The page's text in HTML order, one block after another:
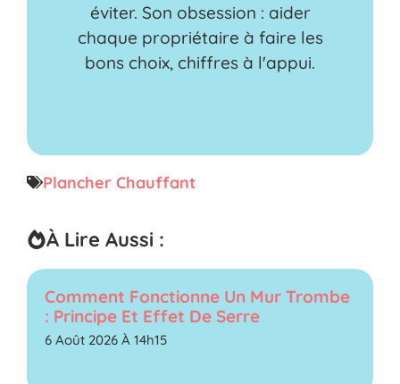
éviter. Son obsession : aider
chaque propriétaire à faire les
bons choix, chiffres à l'appui.
Plancher Chauffant
À Lire Aussi :
Comment Fonctionne Un Mur Trombe
: Principe Et Effet De Serre
6 Août 2026 À 14h15